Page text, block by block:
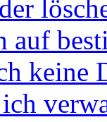
auf
keine